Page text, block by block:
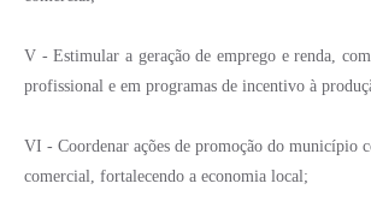
V - Estimular a geração de emprego e renda,
profissional e em programas de incentivo à
VI - Coordenar ações de promoção do município
comercial, fortalecendo a economia local;